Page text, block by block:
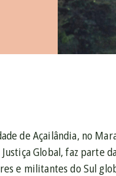
de Açailândia, no
Global, faz parte
e militantes do Sul